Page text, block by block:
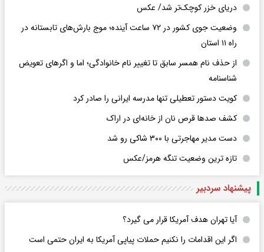
دریای خزر کوچک‌تر شد/ عکس
وضعیت جوی کشور در ۷۲ ساعت آینده؛ موج بارش‌های تابستانه در
راه ۱۱ استان
از حذف نام همسر سابق تا تغییر نام خانوادگی؛ اما و اگرهای تعویض
شناسنامه
کویت دستور تعطیلی تنها مدرسه ایرانی را صادر کرد
کشف صدها قرص نان از خانه‌ای در اراک
دست مدیر مهاجرتی با ۳۰۰ شاکی رو شد
تازه ترین وضعیت تنگه هرمز/عکس
پیشنهاد سردبیر
آیا تهران هدف آمریکا قرار می گیرد؟
اگر این اقدامات را نکنیم حملات پیاپی آمریکا به ایران حتمی است